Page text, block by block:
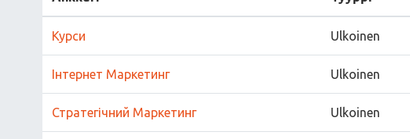
Курси Ulkoinen
Інтернет Маркетинг Ulkoinen
Стратегічний Маркетинг Ulkoinen